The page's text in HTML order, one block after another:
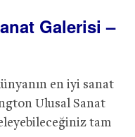
Galerisi –
en iyi sanat
Ulusal Sanat
tam